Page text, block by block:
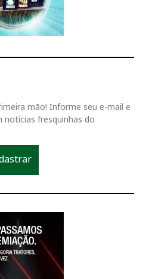
mão! Informe seu e-mail e
fresquinhas do